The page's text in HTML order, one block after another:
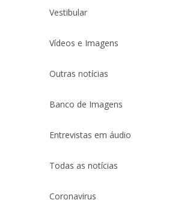
Vestibular
Vídeos e Imagens
Outras notícias
Banco de Imagens
Entrevistas em áudio
Todas as notícias
Coronavirus